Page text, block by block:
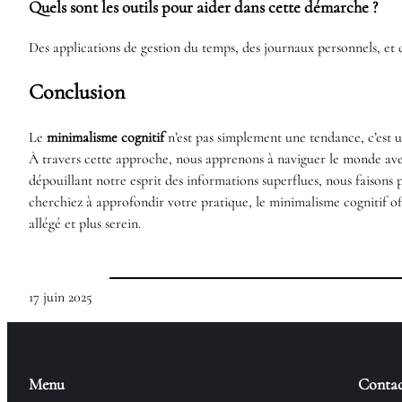
Quels sont les outils pour aider dans cette démarche ?
Des applications de gestion du temps, des journaux personnels,
Conclusion
Le minimalisme cognitifn’est pas simplement une tendance,
À travers cette approche, nous apprenons à naviguer le monde
dépouillant notre esprit des informations superflues, nous faisons
cherchiez à approfondir votre pratique, le minimalisme cognitif
allégé et plus serein.
17 juin 2025
Menu